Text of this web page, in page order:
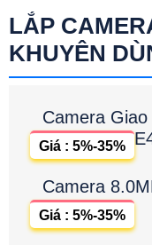
LẮP
KHUYÊN
Camera
Giá : 5%-35%
Camera
Giá : 5%-35%